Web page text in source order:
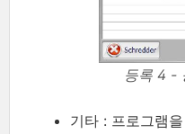
등록 4 -
기타 : 프로그램